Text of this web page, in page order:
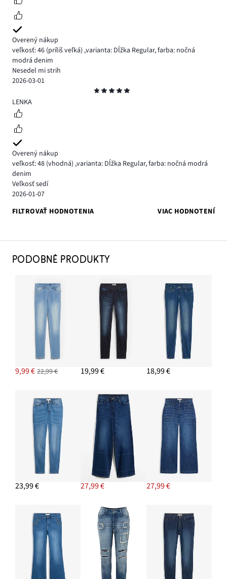
Overený nákup
veľkosť: 46 (príliš veľká) ,varianta: Dĺžka Regular,farba: nočná
modrá denim
Nesedel mi strih
2026-03-01
5LENKA
Overený nákup
veľkosť: 48 (vhodná) ,varianta: Dĺžka Regular,farba: nočná modrá
denim
Veľkosť sedí
2026-01-07
FILTROVAŤ HODNOTENIA
VIAC HODNOTENÍ
PODOBNÉ PRODUKTY
9,99 € 22,99 € 19,99 € 18,99 €
23,99 € 27,99 € 27,99 €